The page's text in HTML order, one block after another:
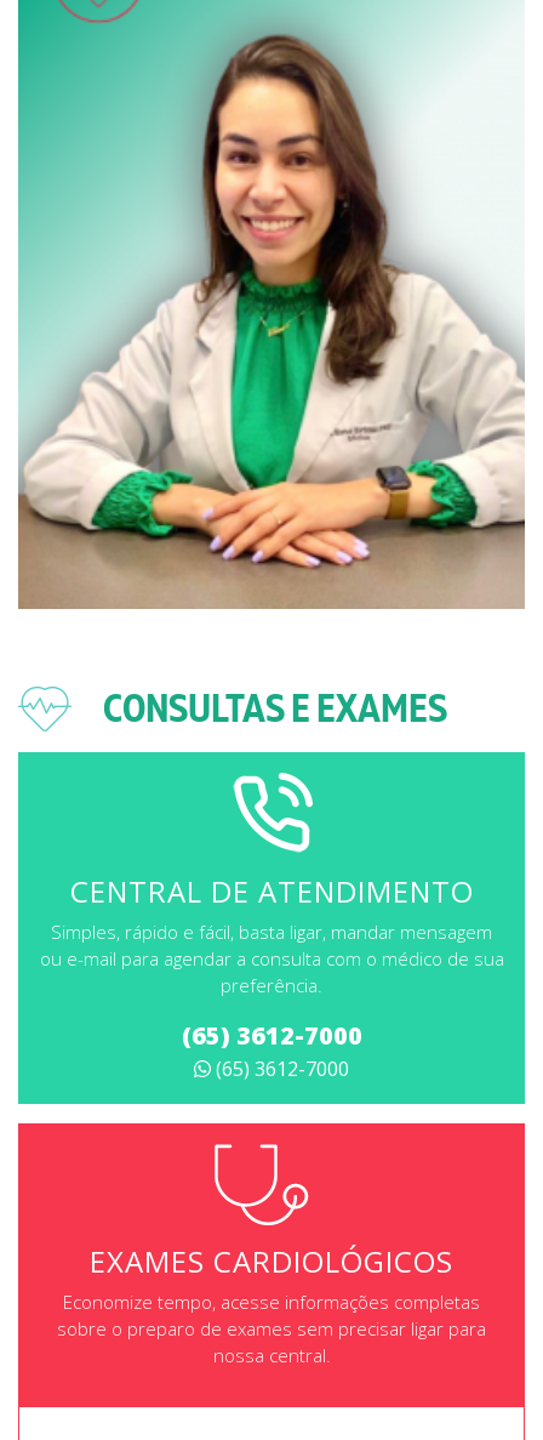
CONSULTAS E EXAMES
CENTRAL DE ATENDIMENTO
Simples, rápido e fácil, basta ligar, mandar mensagem
ou e-mail para agendar a consulta com o médico de sua
preferência.
(65) 3612-7000
(65) 3612-7000
EXAMES CARDIOLÓGICOS
Economize tempo, acesse informações completas
sobre o preparo de exames sem precisar ligar para
nossa central.